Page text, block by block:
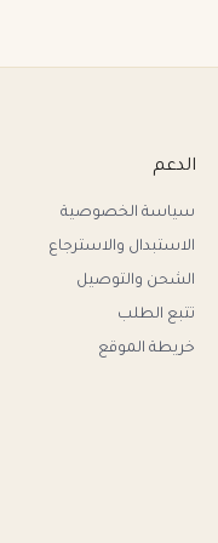
الدعم
سياسة الخصوصية
الاستبدال والاسترجاع
الشحن والتوصيل
تتبع الطلب
خريطة الموقع